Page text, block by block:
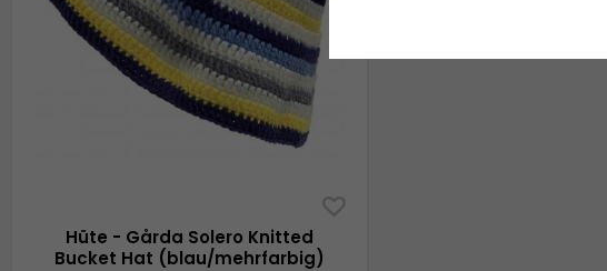
Hüte - Gårda Solero Knitted
Bucket Hat (blau/mehrfarbig)